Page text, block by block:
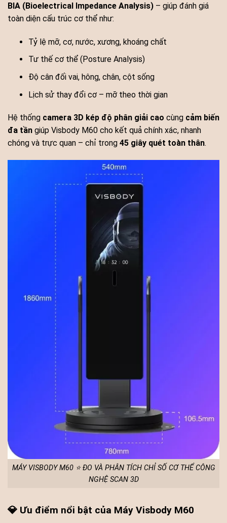
BIA (Bioelectrical Impedance Analysis) – giúp đánh giá
toàn diện cấu trúc cơ thể như:
Tỷ lệ mỡ, cơ, nước, xương, khoáng chất
Tư thế cơ thể (Posture Analysis)
Độ cân đối vai, hông, chân, cột sống
Lịch sử thay đổi cơ – mỡ theo thời gian
Hệ thống camera 3D kép độ phân giải cao cùng cảm biến
đa tần giúp Visbody M60 cho kết quả chính xác, nhanh
chóng và trực quan – chỉ trong 45 giây quét toàn thân.
MÁY VISBODY M60 ⭐ ĐO VÀ PHÂN TÍCH CHỈ SỐ CƠ THỂ CÔNG
NGHỆ SCAN 3D
💎 Ưu điểm nổi bật của Máy Visbody M60